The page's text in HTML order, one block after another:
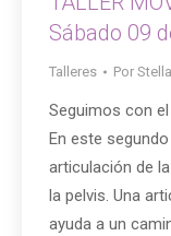
Sábado 09
Talleres Por
Seguimos con el
En este
articulación de
la pelvis. Una
ayuda a un